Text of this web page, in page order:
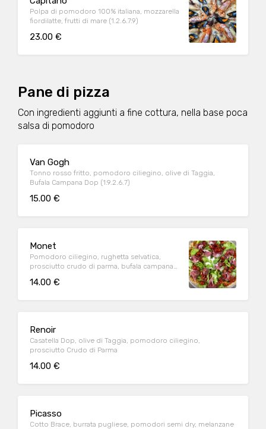
Polpa di pomodoro 100% italiana, mozzarella
fiordilatte, frutti di mare (1.2.6.7.9)
23.00 €
Pane di pizza
Con ingredienti aggiunti a fine cottura, nella base poca
salsa di pomodoro
Van Gogh
Tonno rosso fritto, pomodoro ciliegino, olive di Taggia,
Bufala Campana Dop (1.9.2.6.7)
15.00 €
Monet
Pomodoro ciliegino, rughetta selvatica,
prosciutto crudo di parma, bufala campana
14.00 €
Renoir
Casatella Dop, olive di Taggia, pomodoro ciliegino,
prosciutto Crudo di Parma
14.00 €
Picasso
Cotto Brace, burrata pugliese, pomodori semi dry, melanzane